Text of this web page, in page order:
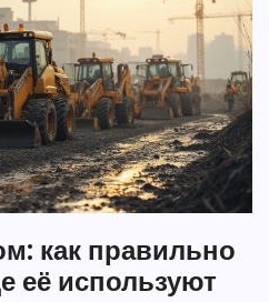
как правильно
её используют